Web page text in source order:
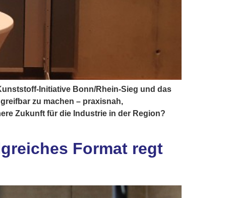
Initiative Bonn/Rhein-Sieg und das
zu machen – praxisnah,
Zukunft für die Industrie in der Region?
Format regt